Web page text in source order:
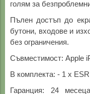
голям за
Пълен достъп до
бутони, входове и
без ограничения.
Съвместимост: Apple
В комплекта: - 1 х
Гаранция: 24